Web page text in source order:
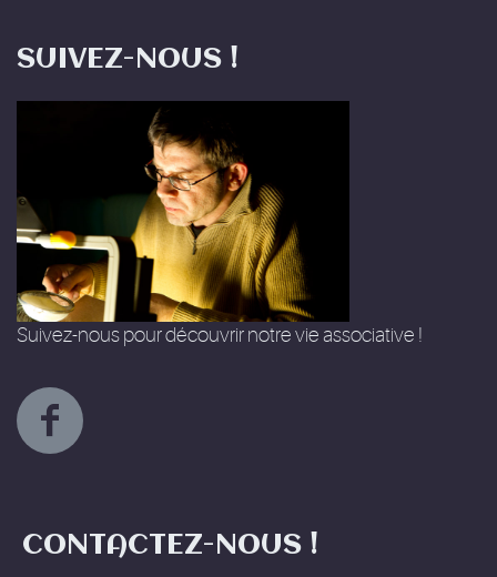
SUIVEZ-NOUS !
Suivez-nous pour découvrir notre vie associative !
CONTACTEZ-NOUS !